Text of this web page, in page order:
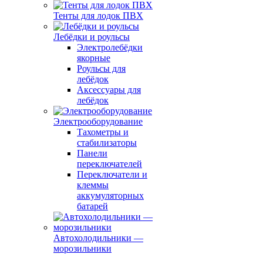
Тенты для лодок ПВХ
Лебёдки и роульсы
Электролебёдки
якорные
Роульсы для
лебёдок
Аксессуары для
лебёдок
Электрооборудование
Тахометры и
стабилизаторы
Панели
переключателей
Переключатели и
клеммы
аккумуляторных
батарей
Автохолодильники —
морозильники